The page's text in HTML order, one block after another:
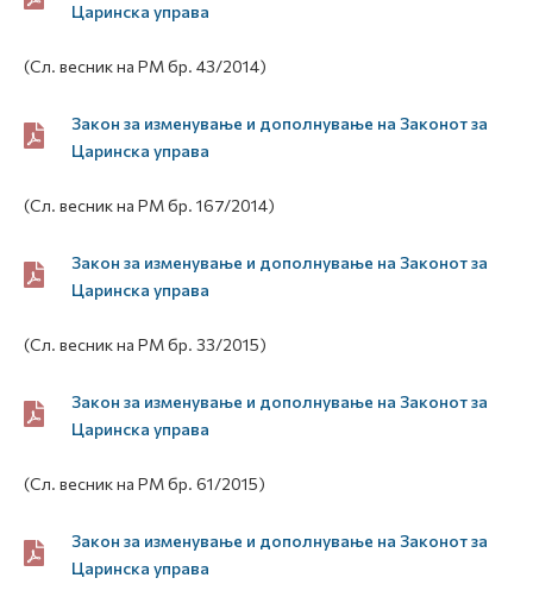
Царинска управа
(Сл. весник на РМ бр. 43/2014)
Закон за изменување и дополнување на Законот за
Царинска управа
(Сл. весник на РМ бр. 167/2014)
Закон за изменување и дополнување на Законот за
Царинска управа
(Сл. весник на РМ бр. 33/2015)
Закон за изменување и дополнување на Законот за
Царинска управа
(Сл. весник на РМ бр. 61/2015)
Закон за изменување и дополнување на Законот за
Царинска управа